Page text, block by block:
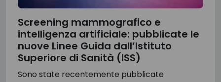
Screening mammografico e
intelligenza artificiale: pubblicate le
nuove Linee Guida dall’Istituto
Superiore di Sanità (ISS)
Sono state recentemente pubblicate